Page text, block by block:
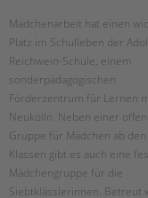
schoolcoach BTL
tandem international
KARRIERE
Stellenangebote
tandem als
NEWS/BLOG
Mädchenarbeit hat einen
Platz im Schulleben der
Reichwein-Schule, einem
sonderpädagogischen
Förderzentrum für Lernen
Neukölln. Neben einer
Gruppe für Mädchen ab den
Klassen gibt es auch eine
Mädchengruppe für die
Siebtklässlerinnen. Betreut